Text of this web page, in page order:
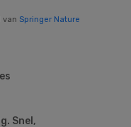
van Springer Nature
Snel,